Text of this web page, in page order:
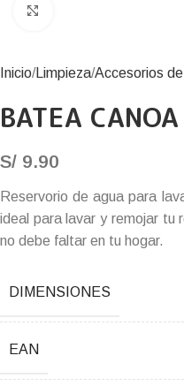
Inicio Limpieza Accesorios
BATEA
S/ 9.90
Reservorio de agua para
ideal para lavar y remojar tu
no debe faltar en tu hogar.
DIMENSIONES
EAN